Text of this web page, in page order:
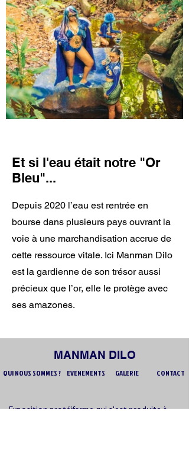
Et si l'eau était notre "Or
Bleu"...
Depuis 2020 l’eau est rentrée en
bourse dans plusieurs pays ouvrant la
voie à une marchandisation accrue de
cette ressource vitale. Ici Manman Dilo
est la gardienne de son trésor aussi
précieux que l’or, elle le protège avec
ses amazones.
MANMAN DILO
QUI NOUS SOMMES ? EVENEMENTS GALERIE CONTACT
Exposition protéiforme qui s'est produite à